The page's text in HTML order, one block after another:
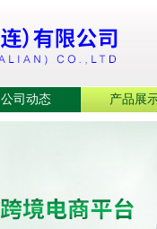
公司动态 产品展